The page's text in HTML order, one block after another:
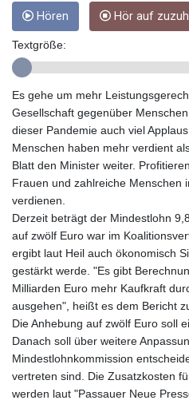
Hören Hör auf
Textgröße:
Es gehe um mehr
Gesellschaft gegenüber
dieser Pandemie auch viel
Menschen haben mehr verdient
Blatt den Minister weiter.
Frauen und zahlreiche Menschen
verdienen.
Derzeit beträgt der Mindestlohn
auf zwölf Euro war im
ergibt laut Heil auch ökonomisch
gestärkt werde. "Es gibt
Milliarden Euro mehr Kaufkraft
ausgehen", heißt es dem Bericht
Die Anhebung auf zwölf Euro soll
Danach soll über weitere
Mindestlohnkommission
vertreten sind. Die Zusatzkosten
werden laut "Passauer Neue